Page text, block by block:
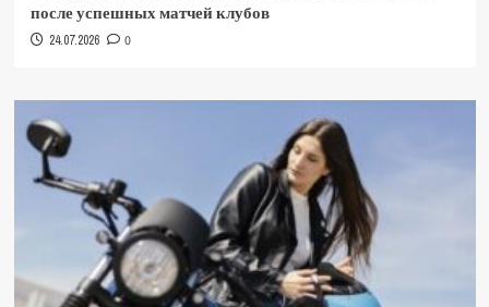
после успешных матчей клубов
24.07.2026 0